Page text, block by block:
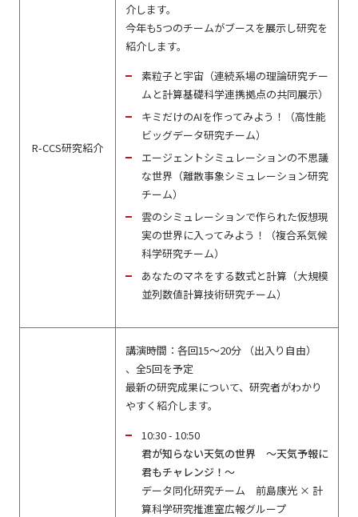
R-CCS研究紹介
介します。
今年も5つのチームがブースを展示し研究を
紹介します。
素粒子と宇宙（連続系場の理論研究チー
ムと計算基礎科学連携拠点の共同展示）
キミだけのAIを作ってみよう！（高性能
ビッグデータ研究チーム）
エージェントシミュレーションの不思議
な世界（離散事象シミュレーション研究
チーム）
雲のシミュレーションで作られた仮想現
実の世界に入ってみよう！（複合系気候
科学研究チーム）
あなたのマネをする数式と計算（大規模
並列数値計算技術研究チーム）
講演時間：各回15～20分 （出入り自由）
、全5回を予定
最新の研究成果について、研究者がわかり
やすく紹介します。
10:30 - 10:50
君が知らない天気の世界 ～天気予報に
君もチャレンジ！～
データ同化研究チーム 前島康光 × 計
算科学研究推進室広報グループ